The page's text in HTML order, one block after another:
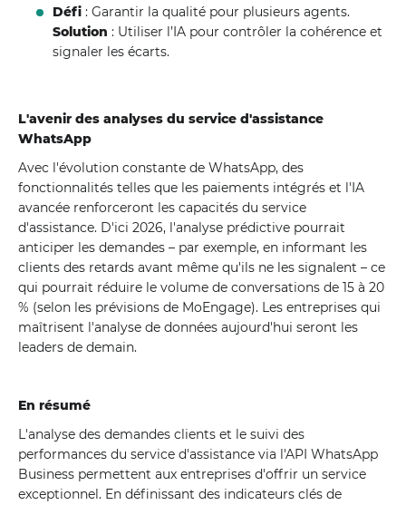
Défi : Garantir la qualité pour plusieurs agents.
Solution : Utiliser l’IA pour contrôler la cohérence et
signaler les écarts.
L'avenir des analyses du service d'assistance
WhatsApp
Avec l'évolution constante de WhatsApp, des
fonctionnalités telles que les paiements intégrés et l'IA
avancée renforceront les capacités du service
d'assistance. D'ici 2026, l'analyse prédictive pourrait
anticiper les demandes – par exemple, en informant les
clients des retards avant même qu'ils ne les signalent – ​​ce
qui pourrait réduire le volume de conversations de 15 à 20
% (selon les prévisions de MoEngage). Les entreprises qui
maîtrisent l'analyse de données aujourd'hui seront les
leaders de demain.
En résumé
L'analyse des demandes clients et le suivi des
performances du service d'assistance via l'API WhatsApp
Business permettent aux entreprises d'offrir un service
exceptionnel. En définissant des indicateurs clés de